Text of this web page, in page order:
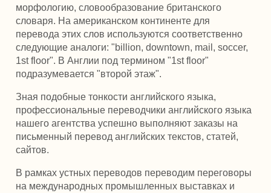
морфологию, словообразование британского
словаря. На американском континенте для
перевода этих слов используются соответственно
следующие аналоги: "billion, downtown, mail, soccer,
1st floor". В Англии под термином "1st floor"
подразумевается "второй этаж".
Зная подобные тонкости английского языка,
профессиональные переводчики английского языка
нашего агентства успешно выполняют заказы на
письменный перевод английских текстов, статей,
сайтов.
В рамках устных переводов переводим переговоры
на международных промышленных выставках и